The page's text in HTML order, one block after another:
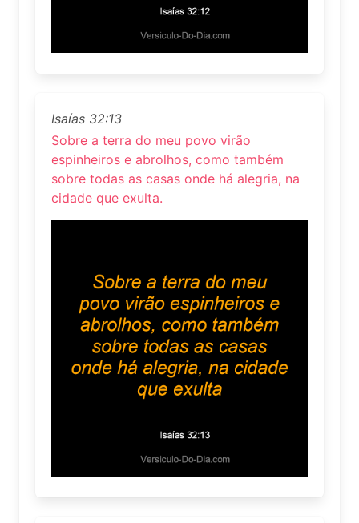
Isaías 32:13
Sobre a terra do meu povo virão
espinheiros e abrolhos, como também
sobre todas as casas onde há alegria, na
cidade que exulta.